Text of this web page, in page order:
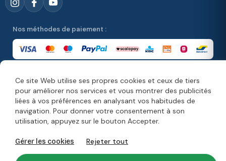
Ce site Web utilise ses propres cookies et ceux de tiers
pour améliorer nos services et vous montrer des publicités
liées à vos préférences en analysant vos habitudes de
navigation. Pour donner votre consentement à son
utilisation, appuyez sur le bouton Accepter.
Gérer les cookies Rejeter tout
Nos méthodes de paiement :
Nos méthodes de livraison :